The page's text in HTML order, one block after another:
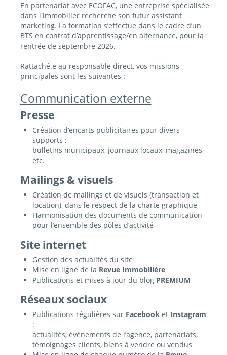
En partenariat avec ECOFAC, une entreprise spécialisée
dans l'immobilier recherche son futur assistant
marketing. La formation s’effectue dans le cadre d’un
BTS en contrat d’apprentissage/en alternance, pour la
rentrée de septembre 2026.
Rattaché.e au responsable direct, vos missions
principales sont les suivantes :
Communication externe
Presse
Création d’encarts publicitaires pour divers
supports :
bulletins municipaux, journaux locaux, magazines,
etc.
Mailings & visuels
Création de mailings et de visuels (transaction et
location), dans le respect de la charte graphique
Harmonisation des documents de communication
pour l’ensemble des pôles d’activité
Site internet
Gestion des actualités du site
Mise en ligne de la Revue Immobilière
Publications et mises à jour du blog PREMIUM
Réseaux sociaux
Publications régulières sur Facebooket Instagram
:
actualités, événements de l’agence, partenariats,
témoignages clients, biens à vendre ou vendus